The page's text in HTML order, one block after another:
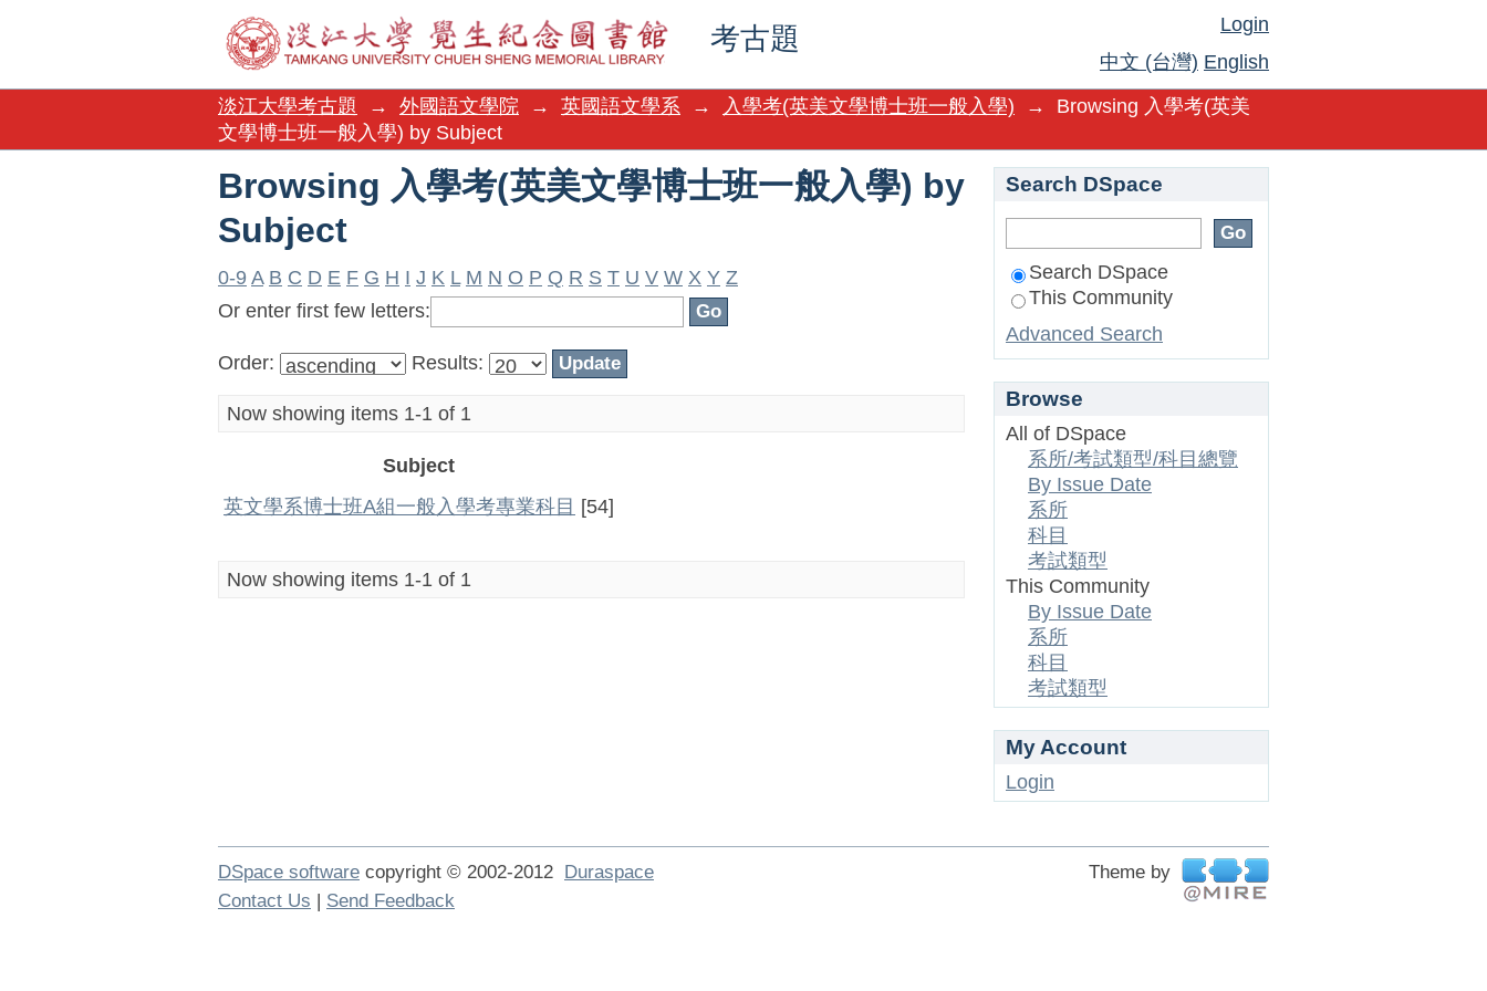
考古題
Browsing 入學考(英美文學博士班一般入學) by Subject
Login
中文 (台灣) English
淡江大學考古題
→ 外國語文學院 → 英國語文學系 → 入學考(英美文學博士班一般入學) →
Browsing 入學考(英美
文學博士班一般入學) by Subject
Browsing 入學考(英美文學博士班一般入學) by
Subject
0-9 A B C D E F G H I J K L M N O P Q R S T U V W X Y Z
Or enter first few letters:
Order: Results:
Now showing items 1-1 of 1
Subject
英文學系博士班A組一般入學考專業科目 [54]
Now showing items 1-1 of 1
Search DSpace
Search DSpace
This Community
Advanced Search
Browse
All of DSpace
系所/考試類型/科目總覽
By Issue Date
系所
科目
考試類型
This Community
By Issue Date
系所
科目
考試類型
My Account
Login
DSpace software copyright © 2002-2012 Duraspace
Theme by
Contact Us | Send Feedback